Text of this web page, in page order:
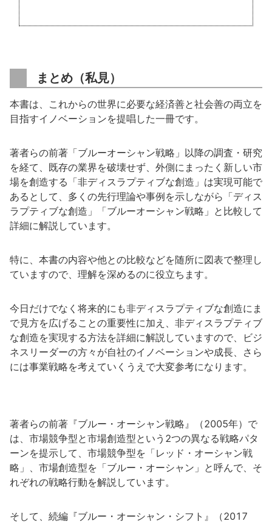
まとめ（私見）
本書は、これからの世界に必要な経済善と社会善の両立を
目指すイノベーションを提唱した一冊です。
著者らの前著「ブルーオーシャン戦略」以降の調査・研究
を経て、既存の業界を破壊せず、外側にまったく新しい市
場を創造する「非ディスラプティブな創造」は実現可能で
あるとして、多くの先行理論や事例を示しながら「ディス
ラプティブな創造」「ブルーオーシャン戦略」と比較して
詳細に解説しています。
特に、本書の内容や他との比較などを随所に図表で整理し
ていますので、理解を深めるのに役立ちます。
今日だけでなく将来的にも非ディスラプティブな創造にま
で見方を広げることの重要性に加え、非ディスラプティブ
な創造を実現する方法を詳細に解説していますので、ビジ
ネスリーダーの方々が自社のイノベーションや成長、さら
には事業戦略を考えていくうえで大変参考になります。
著者らの前著『ブルー・オーシャン戦略』（2005年）で
は、市場競争型と市場創造型という2つの異なる戦略パタ
ーンを提示して、市場競争型を「レッド・オーシャン戦
略」、市場創造型を「ブルー・オーシャン」と呼んで、そ
れぞれの戦略行動を解説しています。
そして、続編『ブルー・オーシャン・シフト』（2017